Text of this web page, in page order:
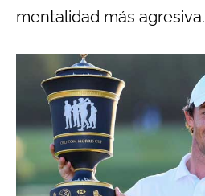
mentalidad más agresiva.